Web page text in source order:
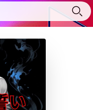
ご契約内容の確認・変更